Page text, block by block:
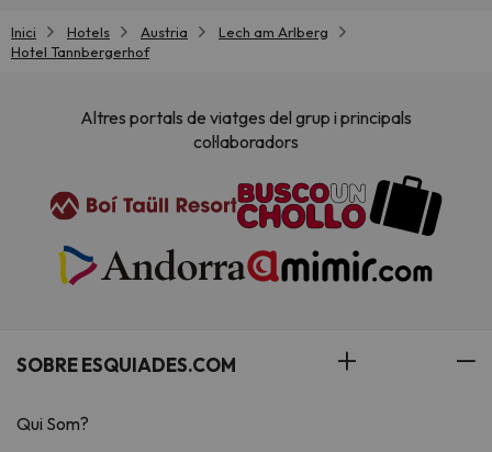
Inici Hotels Austria
Lech am Arlberg
Hotel Tannbergerhof
Altres portals de viatges del grup i principals
col·laboradors
SOBRE ESQUIADES.COM
Qui Som?